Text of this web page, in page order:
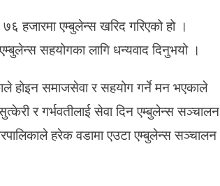
हजारमा एम्बुलेन्स खरिद गरिएको हो ।
सहयोगका लागि धन्यवाद दिनुभयो ।
होइन समाजसेवा र सहयोग गर्ने मन भएकाले
र गर्भवतीलाई सेवा दिन एम्बुलेन्स सञ्चालन
हरेक वडामा एउटा एम्बुलेन्स सञ्चालन